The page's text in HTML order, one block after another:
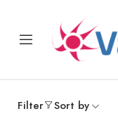
Filter Sort by